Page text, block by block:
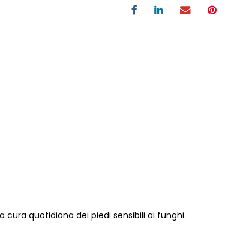
quotidiana dei piedi sensibili ai funghi.